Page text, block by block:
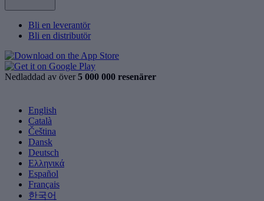
Bli en leverantör
Bli en distributör
Nedladdad av över 5 000 000 resenärer
English
Català
Čeština
Dansk
Deutsch
Ελληνικά
Español
Français
한국어